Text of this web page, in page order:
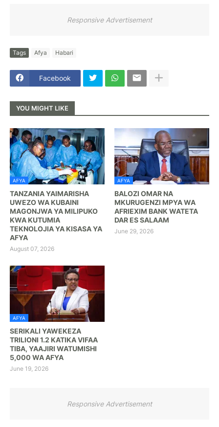
Responsive Advertisement
Tags Afya Habari
Facebook
YOU MIGHT LIKE
AFYA
TANZANIA YAIMARISHA
UWEZO WA KUBAINI
MAGONJWA YA MILIPUKO
KWA KUTUMIA
TEKNOLOJIA YA KISASA YA
AFYA
August 07, 2026
AFYA
BALOZI OMAR NA
MKURUGENZI MPYA WA
AFRIEXIM BANK WATETA
DAR ES SALAAM
June 29, 2026
AFYA
SERIKALI YAWEKEZA
TRILIONI 1.2 KATIKA VIFAA
TIBA, YAAJIRI WATUMISHI
5,000 WA AFYA
June 19, 2026
Responsive Advertisement